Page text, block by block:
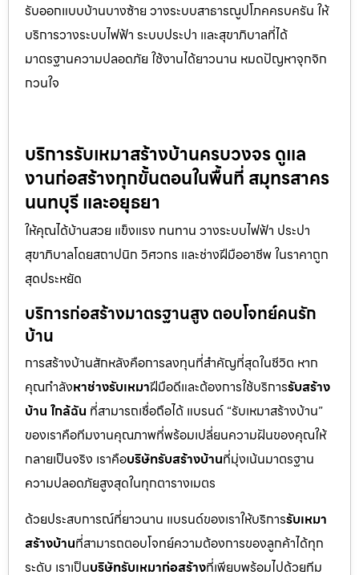
รับออกแบบบ้านบางซ้าย วางระบบสาธารณูปโภคครบครัน ให้
บริการวางระบบไฟฟ้า ระบบประปา และสุขาภิบาลที่ได้
มาตรฐานความปลอดภัย ใช้งานได้ยาวนาน หมดปัญหาจุกจิก
กวนใจ
บริการรับเหมาสร้างบ้านครบวงจร ดูแล
งานก่อสร้างทุกขั้นตอนในพื้นที่ สมุทรสาคร
นนทบุรี และอยุธยา
ให้คุณได้บ้านสวย แข็งแรง ทนทาน วางระบบไฟฟ้า ประปา
สุขาภิบาลโดยสถาปนิก วิศวกร และช่างฝีมืออาชีพ ในราคาถูก
สุดประหยัด
บริการก่อสร้างมาตรฐานสูง ตอบโจทย์คนรัก
บ้าน
การสร้างบ้านสักหลังคือการลงทุนที่สำคัญที่สุดในชีวิต หาก
คุณกำลังหาช่างรับเหมาฝีมือดีและต้องการใช้บริการรับสร้าง
บ้าน ใกล้ฉัน ที่สามารถเชื่อถือได้ แบรนด์ “รับเหมาสร้างบ้าน”
ของเราคือทีมงานคุณภาพที่พร้อมเปลี่ยนความฝันของคุณให้
กลายเป็นจริง เราคือบริษัทรับสร้างบ้านที่มุ่งเน้นมาตรฐาน
ความปลอดภัยสูงสุดในทุกตารางเมตร
ด้วยประสบการณ์ที่ยาวนาน แบรนด์ของเราให้บริการรับเหมา
สร้างบ้านที่สามารถตอบโจทย์ความต้องการของลูกค้าได้ทุก
ระดับ เราเป็นบริษัทรับเหมาก่อสร้างที่เพียบพร้อมไปด้วยทีม